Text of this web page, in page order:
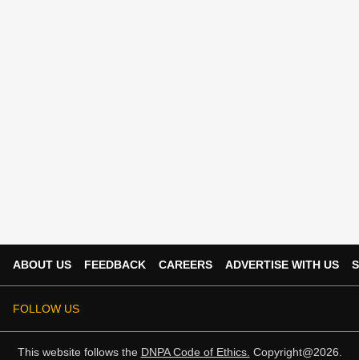
ABOUT US FEEDBACK CAREERS ADVERTISE WITH US
FOLLOW US
This website follows the DNPA Code of Ethics. Copyright@2026.